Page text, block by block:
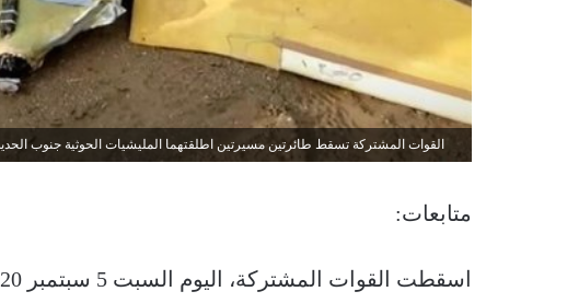
القوات المشتركة تسقط طائرتين مسيرتين اطلقتهما المليشيات الحوثية جنوب
متابعات: